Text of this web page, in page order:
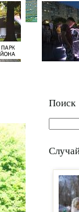
Поиск